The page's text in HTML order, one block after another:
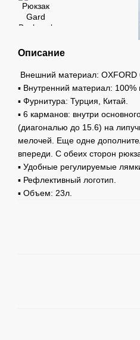
Описание
Внешний материал: OXFORD
▪ Внутренний материал: 100%
▪ Фурнитура: Турция, Китай.
▪ 6 карманов: внутри
(диагональю до 15.6) на
мелочей. Еще одне
впереди. С обеих сторон
▪ Удобные регулируемые
▪ Рефлективный логотип.
▪ Объем: 23л.